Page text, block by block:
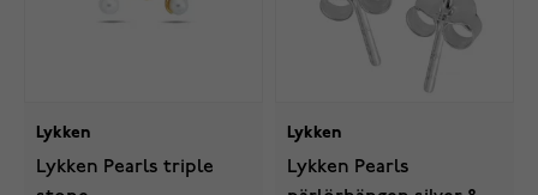
Lykken
Lykken Pearls triple
Lykken
Lykken Pearls